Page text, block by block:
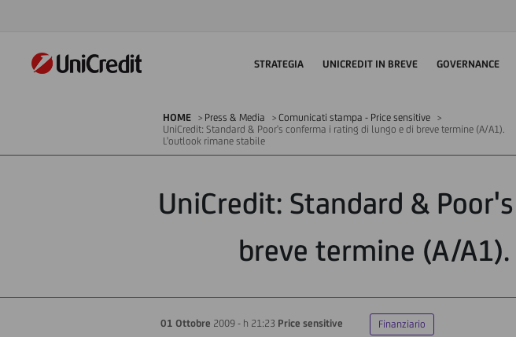
STRATEGIA UNICREDIT IN BREVE GOVERNANCE
HOME Press & Media
Comunicati stampa - Price sensitive
UniCredit: Standard & Poor's conferma i rating di lungo e di breve termine (A/A1).
L'outlook rimane stabile
UniCredit: Standard &
breve termine (A/
01 Ottobre 2009 - h 21:23 Price sensitive Finanziario